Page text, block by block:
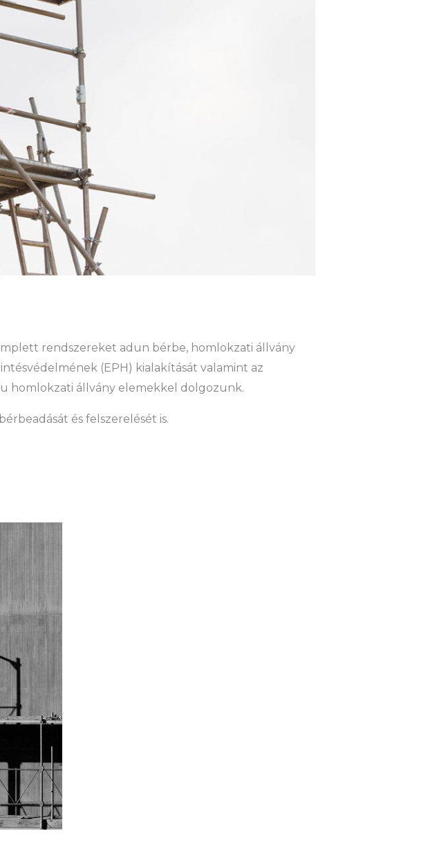
rendszereket adun bérbe, homlokzati állvány
(EPH) kialakítását valamint az
homlokzati állvány elemekkel dolgozunk.
és felszerelését is.